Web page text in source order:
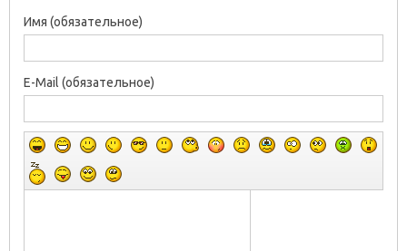
Имя (обязательное)
E-Mail (обязательное)